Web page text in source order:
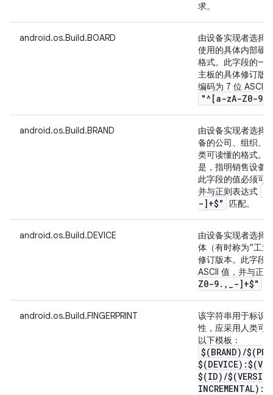
求。
android.os.Build.BOARD
由设备实现者选择
使用的具体内部硬
格式。此字段的一
主板的具体修订版
编码为 7 位 ASCII
"^[a-zA-Z0-9
android.os.Build.BRAND
由设备实现者选择
备的公司、组织、
类可读懂的格式。
是，指明销售设备
此字段的值必须可
并与正则表达式
-]+$"
匹配。
android.os.Build.DEVICE
由设备实现者选择
体（有时称为“工
修订版本。此字段
ASCII 值，并与正
Z0-9. , _-]+$"
android.os.Build.FINGERPRINT
该字符串用于标识
性，应采用人类可
以下模板：
$(BRAND) /
$(ID) /$(VERSION